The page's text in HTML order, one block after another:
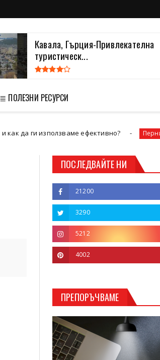
Кавала, Гърция-Привлекателна
туристическ...
≣ ПОЛЕЗНИ РЕСУРСИ
ефективно? Перник
ПОСЛЕДВАЙТЕ НИ
21200
3290
5212
4002
ПРЕПОРЪЧВАМЕ